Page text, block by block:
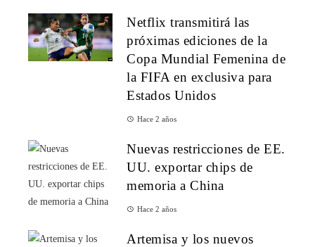
Netflix transmitirá las
próximas ediciones de la
Copa Mundial Femenina de
la FIFA en exclusiva para
Estados Unidos
Hace 2 años
Nuevas restricciones de EE.
UU. exportar chips de
memoria a China
Hace 2 años
Artemisa y los nuevos